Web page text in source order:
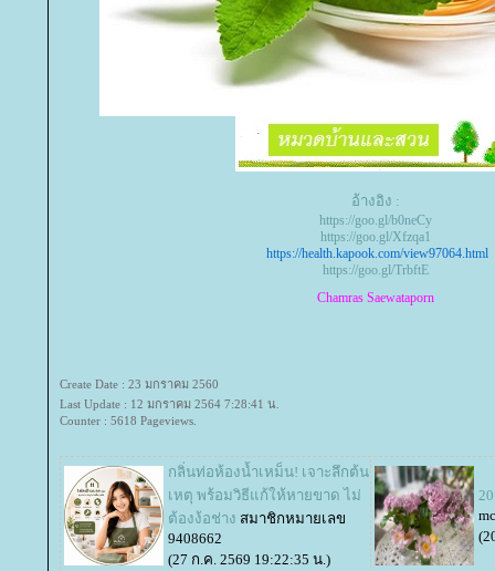
อ้างอิง :
https://goo.gl/b0neCy
https://goo.gl/Xfzqa1
https://health.kapook.com/view97064.html
https://goo.gl/TrbftE
Chamras Saewataporn
Create Date : 23 มกราคม 2560
Last Update : 12 มกราคม 2564 7:28:41 น.
Counter : 5618 Pageviews.
กลิ่นท่อห้องน้ำเหม็น! เจาะลึกต้น
เหตุ พร้อมวิธีแก้ให้หายขาด ไม่
ต้องง้อช่าง สมาชิกหมายเลข
9408662
(27 ก.ค. 2569 19:22:35 น.)